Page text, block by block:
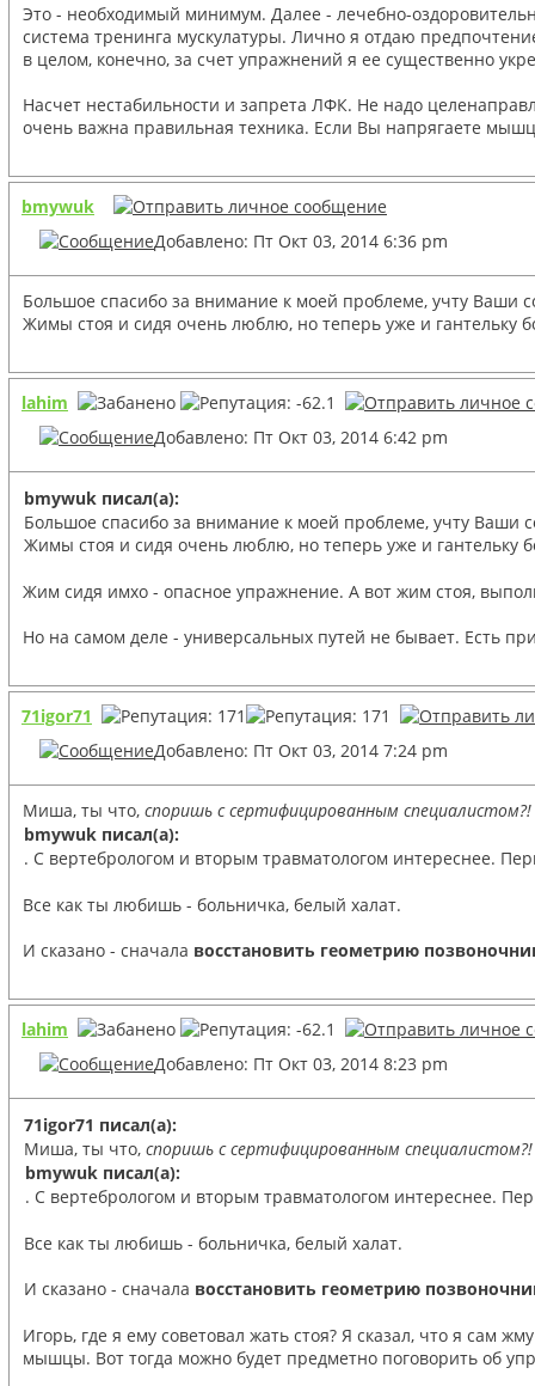
Это - необходимый минимум. Далее - лечебно-
система тренинга мускулатуры. Лично я отдаю
в целом, конечно, за счет упражнений я ее существенно
Насчет нестабильности и запрета ЛФК. Не надо
очень важна правильная техника. Если Вы напрягаете
bmywuk
Добавлено: Пт Окт 03, 2014 6:36 pm
Большое спасибо за внимание к моей проблеме, учту Ваши
Жимы стоя и сидя очень люблю, но теперь уже и гантельку
lahim
Добавлено: Пт Окт 03, 2014 6:42 pm
bmywuk писал(а):
Большое спасибо за внимание к моей проблеме, учту Ваши
Жимы стоя и сидя очень люблю, но теперь уже и гантельку
Жим сидя имхо - опасное упражнение. А вот жим стоя,
Но на самом деле - универсальных путей не бывает. Есть
71igor71
Добавлено: Пт Окт 03, 2014 7:24 pm
Миша, ты что, споришь с сертифицированным специалистом?!
bmywuk писал(а):
. С вертебрологом и вторым травматологом интереснее.
Все как ты любишь - больничка, белый халат.
И сказано - сначала восстановить геометрию
lahim
Добавлено: Пт Окт 03, 2014 8:23 pm
71igor71 писал(а):
Миша, ты что, споришь с сертифицированным специалистом?!
bmywuk писал(а):
. С вертебрологом и вторым травматологом интереснее.
Все как ты любишь - больничка, белый халат.
И сказано - сначала восстановить геометрию
Игорь, где я ему советовал жать стоя? Я сказал, что я сам
мышцы. Вот тогда можно будет предметно поговорить об